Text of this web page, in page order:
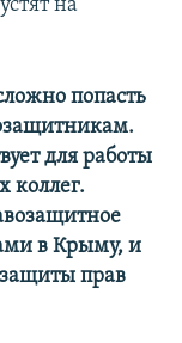
на
попасть
для работы
коллег.
в Крыму, и
защиты прав